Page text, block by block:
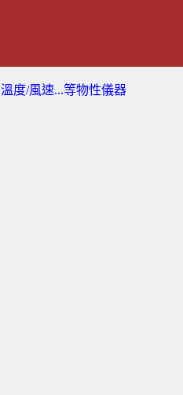
溫度/風速...等物性儀器